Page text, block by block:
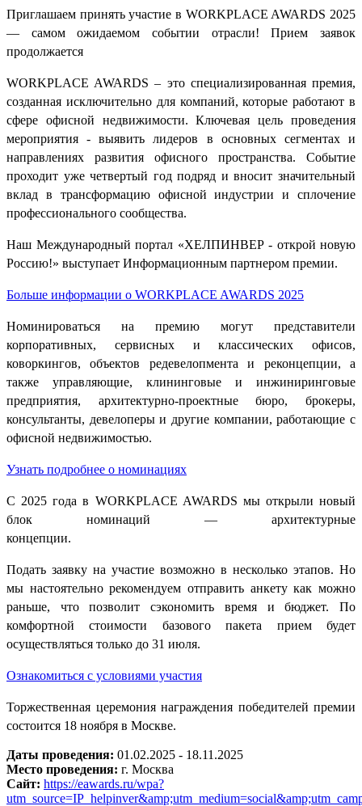
Приглашаем принять участие в WORKPLACE AWARDS 2025
— самом ожидаемом событии отрасли! Прием заявок
продолжается
WORKPLACE AWARDS – это специализированная премия,
созданная исключительно для компаний, которые работают в
сфере офисной недвижимости. Ключевая цель проведения
мероприятия - выявить лидеров в основных сегментах и
направлениях развития офисного пространства. Событие
проходит уже четвертый год подряд и вносит значительный
вклад в трансформацию офисной индустрии и сплочение
профессионального сообщества.
Наш Международный портал «ХЕЛПИНВЕР - открой новую
Россию!» выступает Информационным партнером премии.
Больше информации о WORKPLACE AWARDS 2025
Номинироваться на премию могут представители
корпоративных, сервисных и классических офисов,
коворкингов, объектов редевелопмента и реконцепции, а
также управляющие, клининговые и инжиниринговые
предприятия, архитектурно-проектные бюро, брокеры,
консультанты, девелоперы и другие компании, работающие с
офисной недвижимостью.
Узнать подробнее о номинациях
С 2025 года в WORKPLACE AWARDS мы открыли новый
блок номинаций — архитектурные
концепции.
Подать заявку на участие возможно в несколько этапов. Но
мы настоятельно рекомендуем отправить анкету как можно
раньше, что позволит сэкономить время и бюджет. По
комфортной стоимости
базового пакета прием будет
осуществляться только до 31 июля.
Ознакомиться с условиями участия
Торжественная церемония награждения победителей премии
состоится 18 ноября в Москве.
Даты проведения: 01.02.2025 - 18.11.2025
Место проведения: г. Москва
Сайт: https://eawards.ru/wpa?